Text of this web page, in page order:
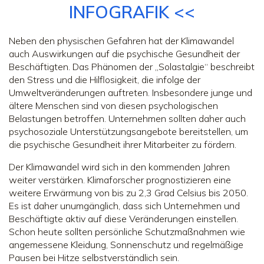
INFOGRAFIK <<
Neben den physischen Gefahren hat der Klimawandel
auch Auswirkungen auf die psychische Gesundheit der
Beschäftigten. Das Phänomen der „Solastalgie“ beschreibt
den Stress und die Hilflosigkeit, die infolge der
Umweltveränderungen auftreten. Insbesondere junge und
ältere Menschen sind von diesen psychologischen
Belastungen betroffen. Unternehmen sollten daher auch
psychosoziale Unterstützungsangebote bereitstellen, um
die psychische Gesundheit ihrer Mitarbeiter zu fördern.
Der Klimawandel wird sich in den kommenden Jahren
weiter verstärken. Klimaforscher prognostizieren eine
weitere Erwärmung von bis zu 2,3 Grad Celsius bis 2050.
Es ist daher unumgänglich, dass sich Unternehmen und
Beschäftigte aktiv auf diese Veränderungen einstellen.
Schon heute sollten persönliche Schutzmaßnahmen wie
angemessene Kleidung, Sonnenschutz und regelmäßige
Pausen bei Hitze selbstverständlich sein.